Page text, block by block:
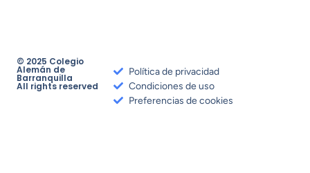
© 2025 Colegio
Alemán de
Barranquilla
All rights reserved
Política de privacidad
Condiciones de uso
Preferencias de cookies